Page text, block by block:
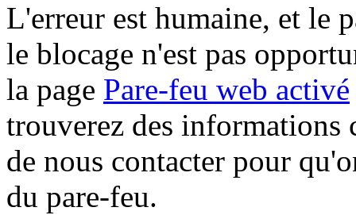
L'erreur est humaine, et le
le blocage n'est pas
la page Pare-feu web activé
trouverez des informations
de nous contacter pour
du pare-feu.